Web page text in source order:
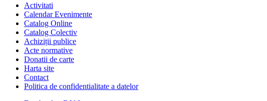
Activitati
Calendar Evenimente
Catalog Online
Catalog Colectiv
Achiziții publice
Acte normative
Donatii de carte
Harta site
Contact
Politica de confidentialitate a datelor